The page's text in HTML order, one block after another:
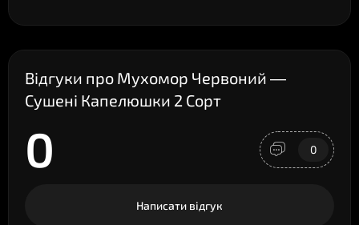
Відгуки про Мухомор Червоний —
Сушені Капелюшки 2 Сорт
0 0
Написати відгук